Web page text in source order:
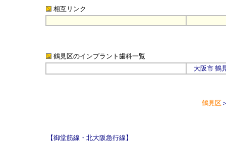
相互リンク
鶴見区のインプラント歯科一覧
大阪市 鶴
鶴見区
【御堂筋線・北大阪急行線】